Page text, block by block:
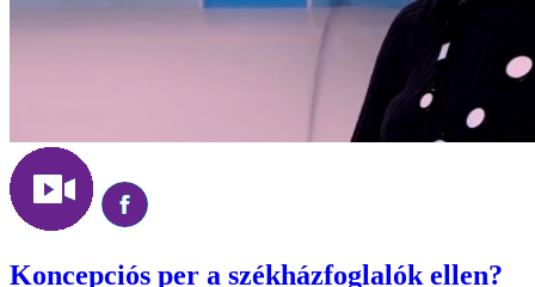
Koncepciós per a székházfoglalók ellen?